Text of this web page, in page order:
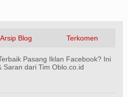
Arsip Blog Terkomen
Pasang Iklan Facebook? Ini
Saran dari Tim Oblo.co.id